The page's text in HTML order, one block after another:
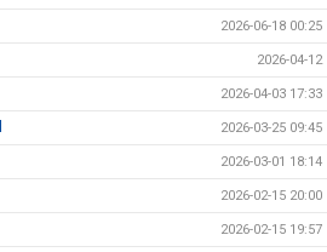
2026-06-18 00:25
2026-04-12
2026-04-03 17:33
2026-03-25 09:45
2026-03-01 18:14
2026-02-15 20:00
2026-02-15 19:57